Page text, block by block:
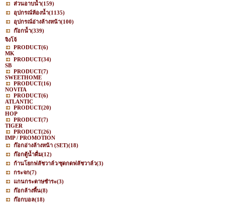
ส่วนอาบน้ำ(159)
อุปกรณ์ห้องน้ำ(1135)
อุปกรณ์อ่างล้างหน้า(100)
ก๊อกน้ำ(339)
จิงโจ้
PRODUCT(6)
MK
PRODUCT(34)
SB
PRODUCT(7)
SWEETHOME
PRODUCT(16)
NOVITA
PRODUCT(6)
ATLANTIC
PRODUCT(20)
HOP
PRODUCT(7)
TIGER
PRODUCT(26)
IMP / PROMOTION
ก๊อกอ่างล้างหน้า (SET)(18)
ก๊อกตู้น้ำดื่ม(12)
ก้านโยกฟลัชวาล์ว/ชุดกดฟลัชวาล์ว(3)
กระจก(7)
แกนกระดาษชำระ(3)
ก๊อกล้างพื้น(8)
ก๊อกบอล(18)